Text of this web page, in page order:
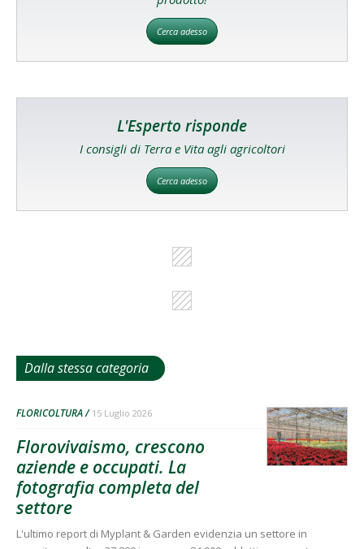
Cerca adesso
L'Esperto risponde
I consigli di Terra e Vita agli agricoltori
Cerca adesso
Dalla stessa categoria
FLORICOLTURA 15 Luglio 2026
Florovivaismo, crescono
aziende e occupati. La
fotografia completa del
settore
L'ultimo report di Myplant & Garden evidenzia un settore in